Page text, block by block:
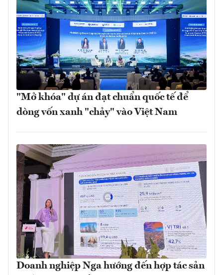
"Mở khóa" dự án đạt chuẩn quốc tế để
dòng vốn xanh "chảy" vào Việt Nam
Doanh nghiệp Nga hướng đến hợp tác sản